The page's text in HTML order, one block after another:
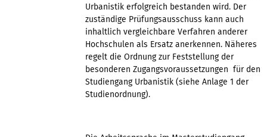
Urbanistik erfolgreich bestanden wird. Der
zuständige Prüfungsausschuss kann auch
inhaltlich vergleichbare Verfahren anderer
Hochschulen als Ersatz anerkennen. Näheres
regelt die Ordnung zur Feststellung der
besonderen Zugangsvoraussetzungen für den
Studiengang Urbanistik (siehe Anlage 1 der
Studienordnung).